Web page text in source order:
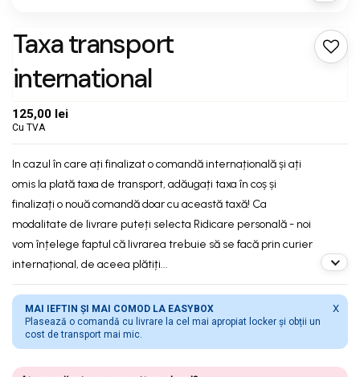
Taxa transport
international
125,00 lei
Cu TVA
In cazul în care ați finalizat o comandă internațională și ați
omis la plată taxa de transport, adăugați taxa în coș și
finalizați o nouă comandă doar cu această taxă! Ca
modalitate de livrare puteți selecta Ridicare personală - noi
vom înțelege faptul că livrarea trebuie să se facă prin curier
internațional, de aceea plătiți...
MAI IEFTIN ȘI MAI COMOD LA EASYBOX
Plasează o comandă cu livrare la cel mai apropiat locker și obții un
cost de transport mai mic.
X